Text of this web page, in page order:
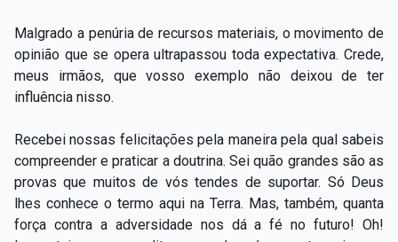
Malgrado a penúria de recursos materiais, o movimento de
opinião que se opera ultrapassou toda expectativa. Crede,
meus irmãos, que vosso exemplo não deixou de ter
influência nisso.
Recebei nossas felicitações pela maneira pela qual sabeis
compreender e praticar a doutrina. Sei quão grandes são as
provas que muitos de vós tendes de suportar. Só Deus
lhes conhece o termo aqui na Terra. Mas, também, quanta
força contra a adversidade nos dá a fé no futuro! Oh!